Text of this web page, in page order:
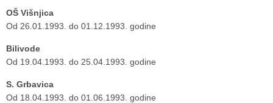
OŠ Višnjica
Od 26.01.1993. do 01.12.1993. godine
Bilivode
Od 19.04.1993. do 25.04.1993. godine
S. Grbavica
Od 18.04.1993. do 01.06.1993. godine